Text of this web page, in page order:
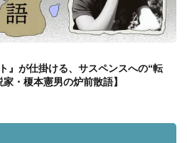
』が仕掛ける、サスペンスへの“転
・榎本憲男の炉前散語】